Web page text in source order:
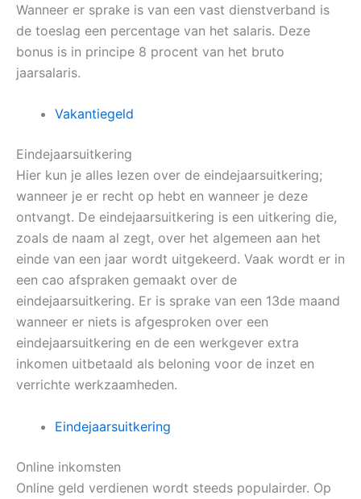
Wanneer er sprake is van een vast dienstverband is
de toeslag een percentage van het salaris. Deze
bonus is in principe 8 procent van het bruto
jaarsalaris.
Vakantiegeld
Eindejaarsuitkering
Hier kun je alles lezen over de eindejaarsuitkering;
wanneer je er recht op hebt en wanneer je deze
ontvangt. De eindejaarsuitkering is een uitkering die,
zoals de naam al zegt, over het algemeen aan het
einde van een jaar wordt uitgekeerd. Vaak wordt er in
een cao afspraken gemaakt over de
eindejaarsuitkering. Er is sprake van een 13de maand
wanneer er niets is afgesproken over een
eindejaarsuitkering en de een werkgever extra
inkomen uitbetaald als beloning voor de inzet en
verrichte werkzaamheden.
Eindejaarsuitkering
Online inkomsten
Online geld verdienen wordt steeds populairder. Op